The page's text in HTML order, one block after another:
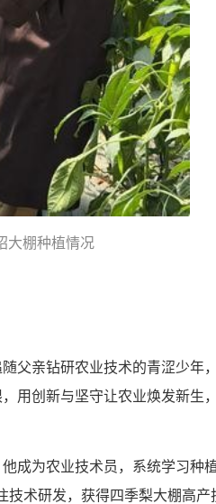
大棚种植情况
父亲钻研农业技术的青涩少年
用创新与坚守让农业焕发新生
成为农业技术员，系统学习种
技术研发，获得四季梨大棚高